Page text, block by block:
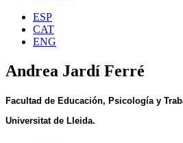
ESP
CAT
ENG
Andrea Jardí Ferré
Facultad de Educación, Psicología y
Universitat de Lleida.